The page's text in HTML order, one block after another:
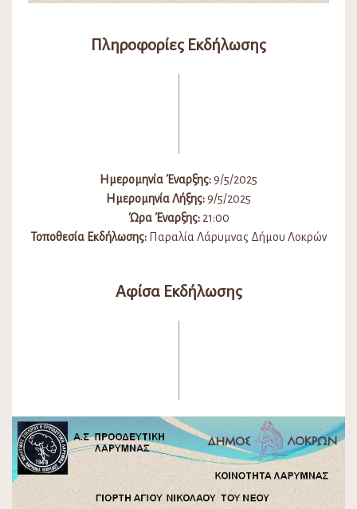
Πληροφορίες Εκδήλωσης
Ημερομηνία Έναρξης:9/5/2025
Ημερομηνία Λήξης:9/5/2025
Ώρα Έναρξης:21:00
Τοποθεσία Εκδήλωσης:Παραλία Λάρυμνας Δήμου Λοκρών
Αφίσα Εκδήλωσης